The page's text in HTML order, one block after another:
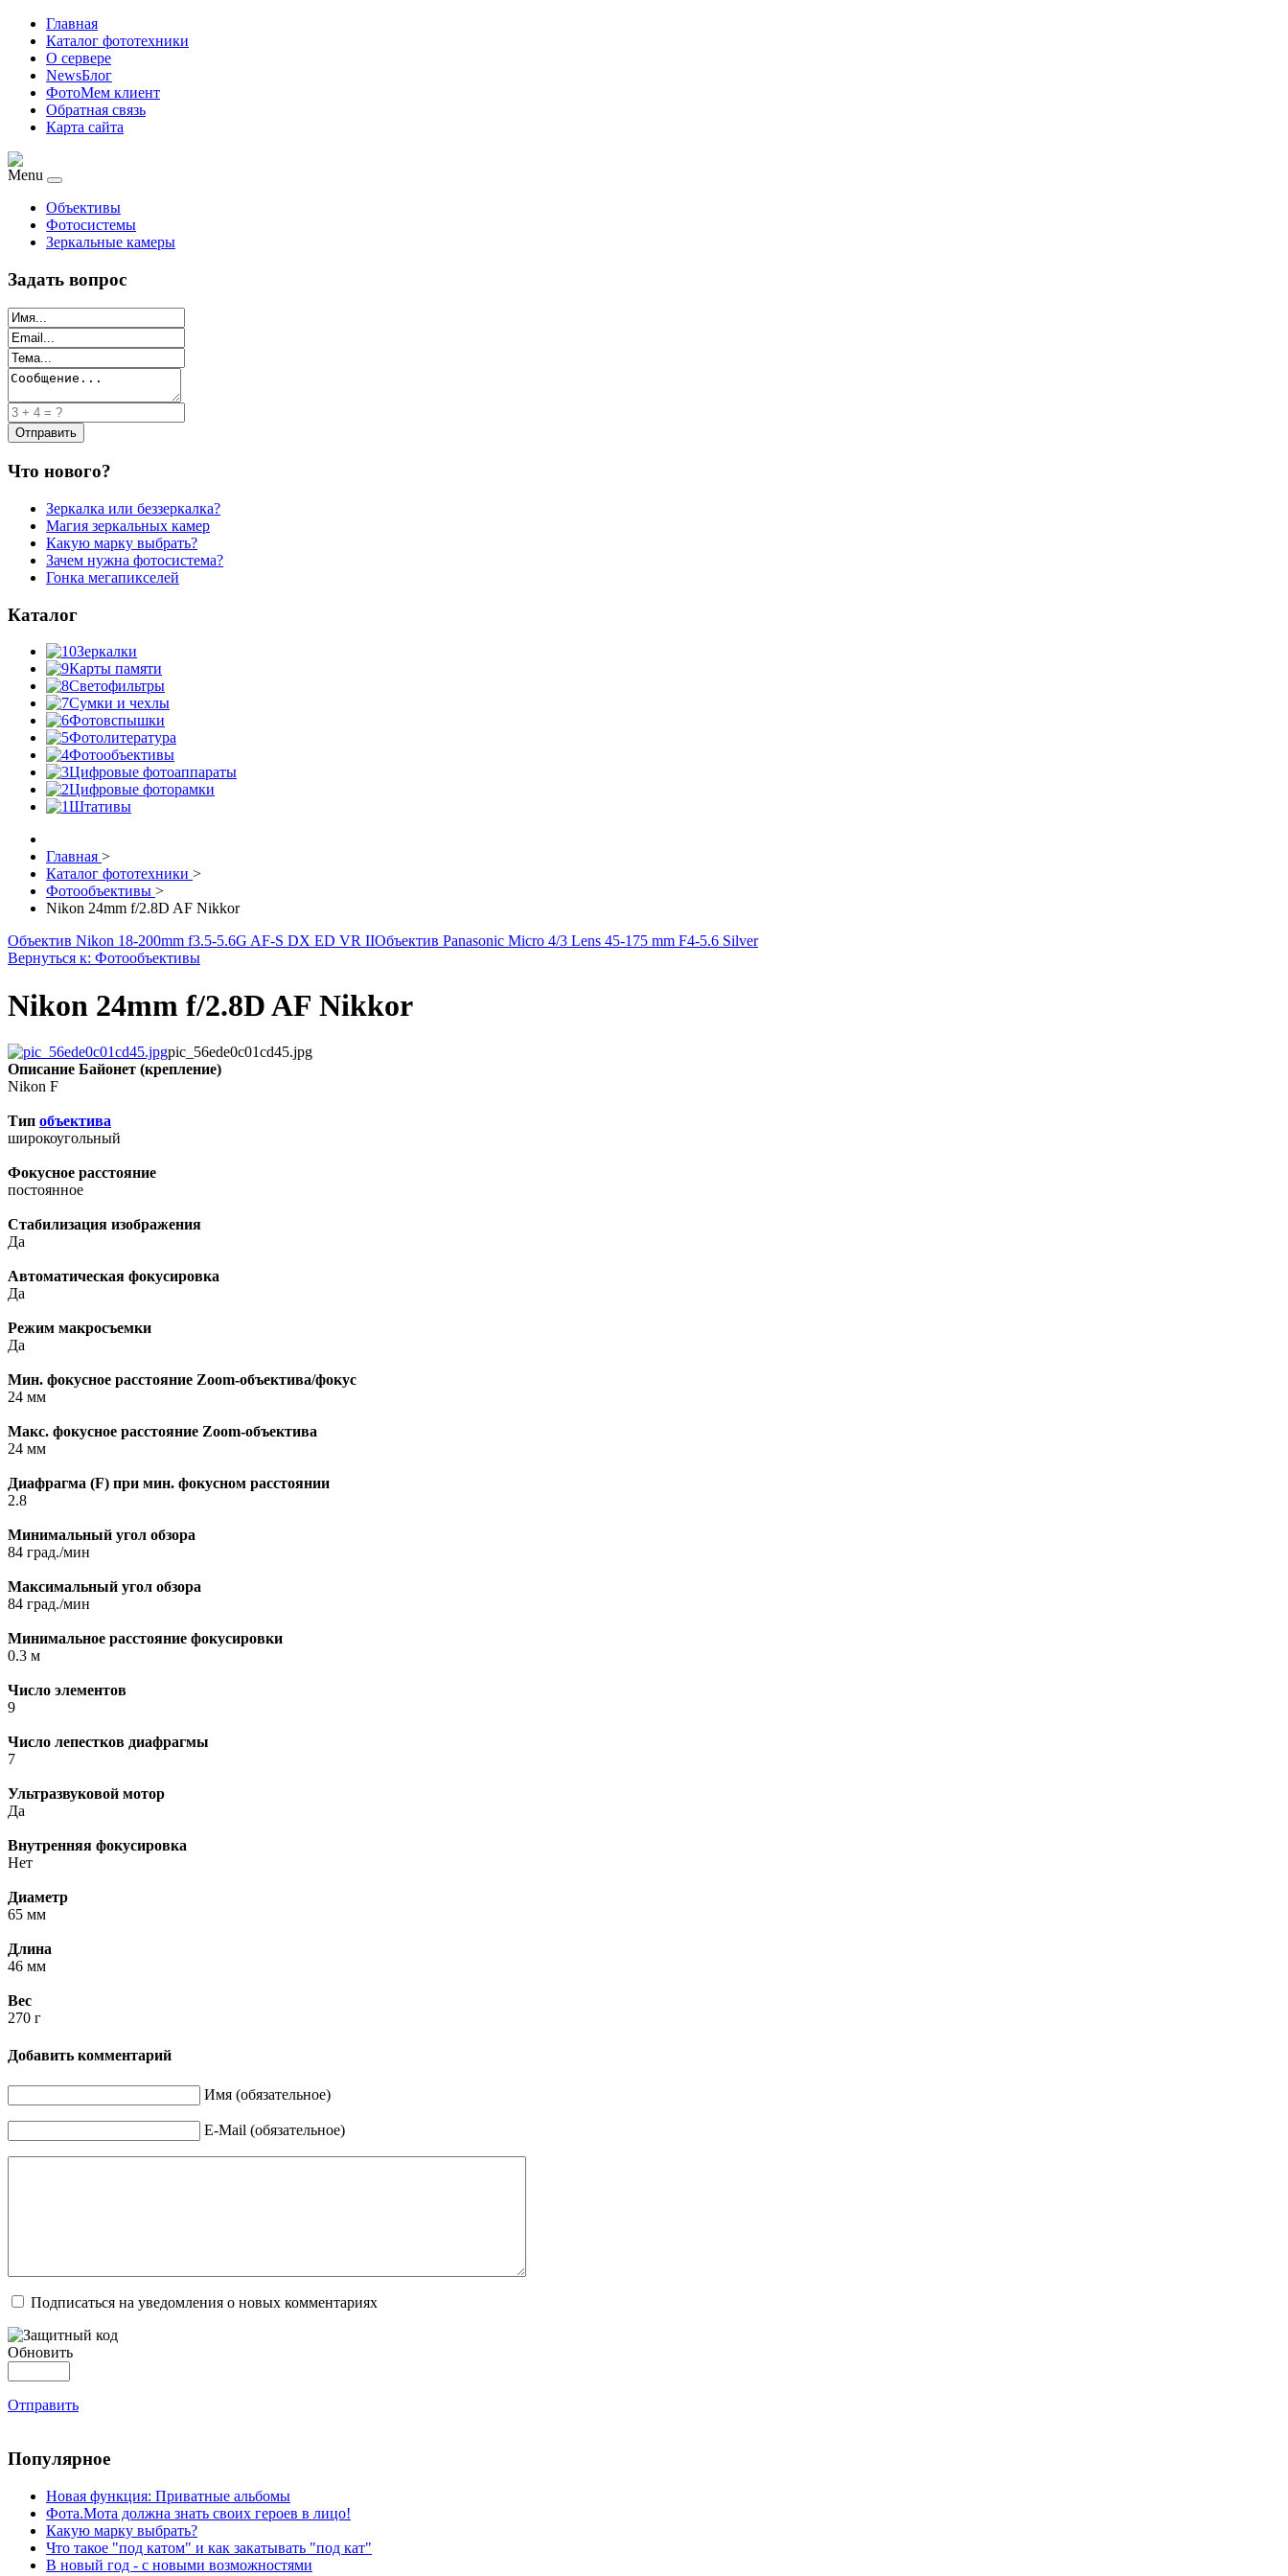
Главная
Каталог фототехники
О сервере
NewsБлог
ФотоМем клиент
Обратная связь
Карта сайта
Menu
Объективы
Фотосистемы
Зеркальные камеры
Задать вопрос
Что нового?
Зеркалка или беззеркалка?
Магия зеркальных камер
Какую марку выбрать?
Зачем нужна фотосистема?
Гонка мегапикселей
Каталог
Зеркалки
Карты памяти
Светофильтры
Сумки и чехлы
Фотовспышки
Фотолитература
Фотообъективы
Цифровые фотоаппараты
Цифровые фоторамки
Штативы
Главная >
Каталог фототехники >
Фотообъективы >
Nikon 24mm f/2.8D AF Nikkor
Объектив Nikon 18-200mm f3.5-5.6G AF-S DX ED VR IIОбъектив Panasonic Micro 4/3 Lens 45-175 mm F4-5.6 Silver
Вернуться к: Фотообъективы
Nikon 24mm f/2.8D AF Nikkor
pic_56ede0c01cd45.jpg
Описание Байонет (крепление)
Nikon F
Тип объектива
широкоугольный
Фокусное расстояние
постоянное
Стабилизация изображения
Да
Автоматическая фокусировка
Да
Режим макросъемки
Да
Мин. фокусное расстояние Zoom-объектива/фокус
24 мм
Макс. фокусное расстояние Zoom-объектива
24 мм
Диафрагма (F) при мин. фокусном расстоянии
2.8
Минимальный угол обзора
84 град./мин
Максимальный угол обзора
84 град./мин
Минимальное расстояние фокусировки
0.3 м
Число элементов
9
Число лепестков диафрагмы
7
Ультразвуковой мотор
Да
Внутренняя фокусировка
Нет
Диаметр
65 мм
Длина
46 мм
Вес
270 г
Добавить комментарий
Имя (обязательное)
E-Mail (обязательное)
Подписаться на уведомления о новых комментариях
Обновить
Отправить
Популярное
Новая функция: Приватные альбомы
Фота.Мота должна знать своих героев в лицо!
Какую марку выбрать?
Что такое "под катом" и как закатывать "под кат"
В новый год - с новыми возможностями